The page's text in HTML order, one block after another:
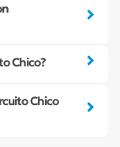
Chico?
Chico